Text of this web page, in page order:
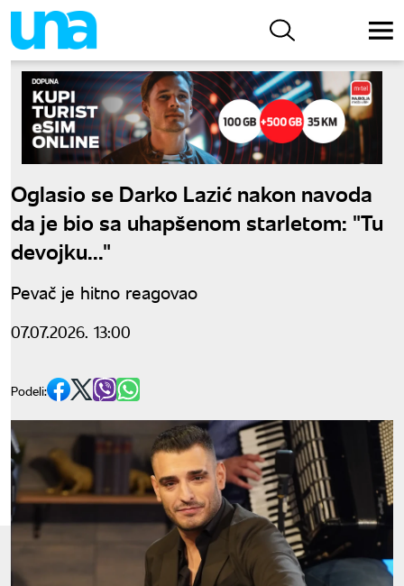
Oglasio se Darko Lazić nakon navoda
da je bio sa uhapšenom starletom: "Tu
devojku..."
Pevač je hitno reagovao
07.07.2026. 13:00
Podeli: